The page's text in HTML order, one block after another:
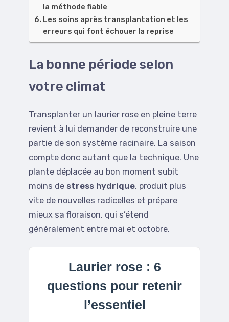
la méthode fiable
Les soins après transplantation et les
erreurs qui font échouer la reprise
La bonne période selon
votre climat
Transplanter un laurier rose en pleine terre
revient à lui demander de reconstruire une
partie de son système racinaire. La saison
compte donc autant que la technique. Une
plante déplacée au bon moment subit
moins de stress hydrique, produit plus
vite de nouvelles radicelles et prépare
mieux sa floraison, qui s’étend
généralement entre mai et octobre.
Laurier rose : 6
questions pour retenir
l’essentiel